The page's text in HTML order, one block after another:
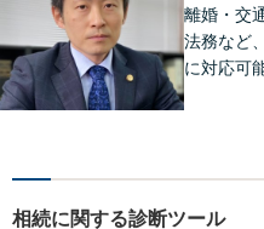
離婚・交
法務など
に対応可
ている方
相続に関する診断ツール